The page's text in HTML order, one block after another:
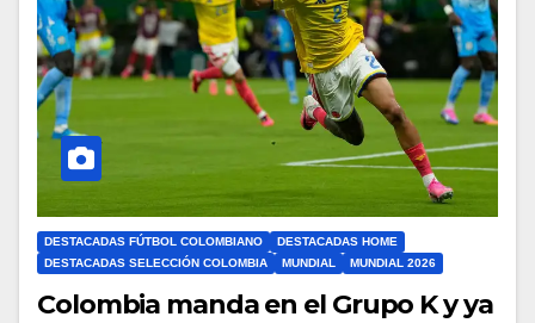
DESTACADAS FÚTBOL COLOMBIANO
DESTACADAS HOME
DESTACADAS SELECCIÓN COLOMBIA
MUNDIAL MUNDIAL 2026
Colombia manda en el Grupo K y ya